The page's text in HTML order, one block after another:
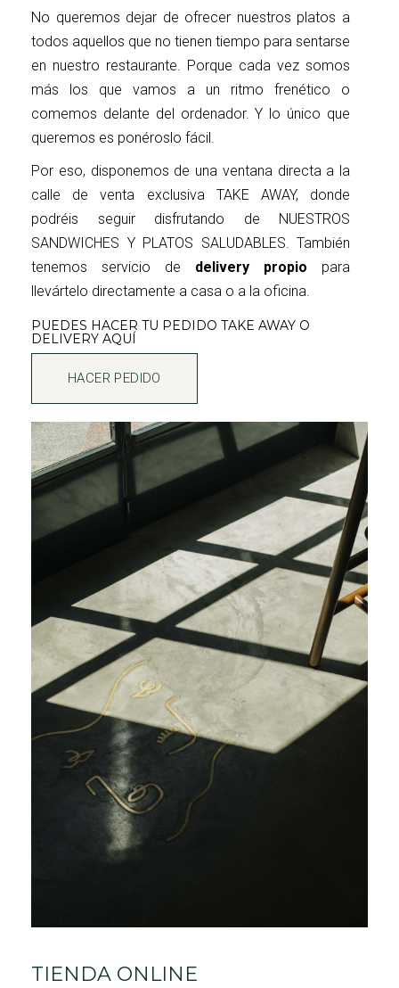
No queremos dejar de ofrecer nuestros platos a
todos aquellos que no tienen tiempo para sentarse
en nuestro restaurante. Porque cada vez somos
más los que vamos a un ritmo frenético o
comemos delante del ordenador. Y lo único que
queremos es ponéroslo fácil.
Por eso, disponemos de una ventana directa a la
calle de venta exclusiva TAKE AWAY, donde
podréis seguir disfrutando de NUESTROS
SANDWICHES Y PLATOS SALUDABLES. También
tenemos servicio de delivery propio para
llevártelo directamente a casa o a la oficina.
PUEDES HACER TU PEDIDO TAKE AWAY O
DELIVERY AQUÍ
HACER PEDIDO
TIENDA ONLINE